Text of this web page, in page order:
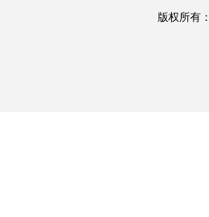
版权所有：